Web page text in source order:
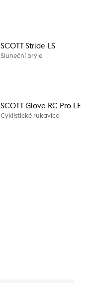
SCOTT Stride LS
Sluneční brýle
SCOTT Glove RC Pro LF
Cyklistické rukavice